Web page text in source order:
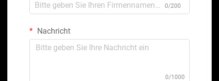
0/200
Nachricht
0/1000